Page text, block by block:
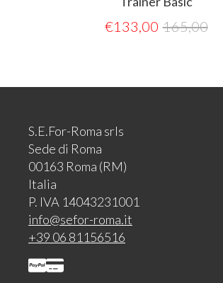
€133,00 165,00
S.E.For-Roma srls
Sede di Roma
00163 Roma (RM)
Italia
P. IVA 14043231001
info@sefor-roma.it
+39 06 81156516